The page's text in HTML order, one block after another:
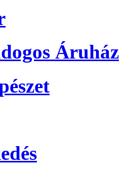
Áruház